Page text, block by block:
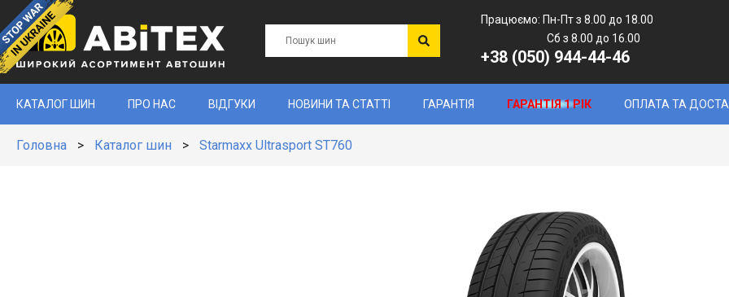
Працюємо: Пн-Пт з 8.00 до 18.00
Сб з 8.00 до 16.00
+38 (050) 944-44-46
КАТАЛОГ ШИН ПРО НАС ВІДГУКИ НОВИНИ ТА СТАТТІ ГАРАНТІЯ ГАРАНТІЯ 1 РІК ОПЛАТА ТА
Головна > Каталог шин > Starmaxx Ultrasport ST760